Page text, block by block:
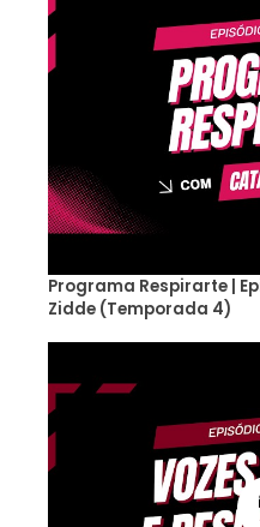
Programa Respirarte |
Zidde (Temporada 4)